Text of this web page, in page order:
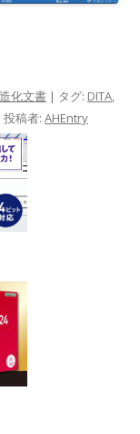
化文書 | タグ: DITA,
投稿者: AHEntry